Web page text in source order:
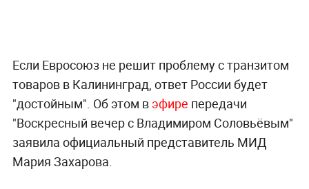
Если Евросоюз не решит проблему с транзитом
товаров в Калининград, ответ России будет
"достойным". Об этом в эфире передачи
"Воскресный вечер с Владимиром Соловьёвым"
заявила официальный представитель МИД
Мария Захарова.